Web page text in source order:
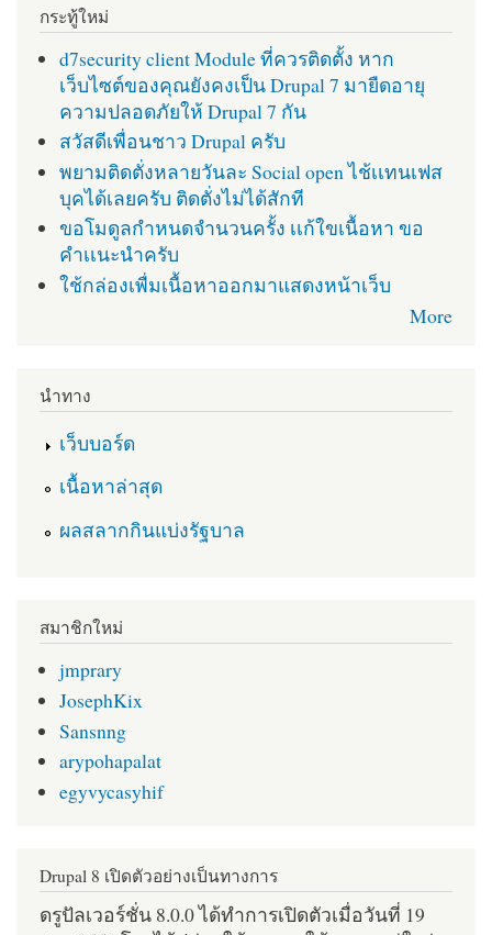
กระทู้ใหม่
d7security client Module ที่ควรติดตั้ง หาก
เว็บไซต์ของคุณยังคงเป็น Drupal 7 มายืดอายุ
ความปลอดภัยให้ Drupal 7 กัน
สวัสดีเพื่อนชาว Drupal ครับ
พยามติดตั่งหลายวันละ Social open ไช้เเทนเฟส
บุคได้เลยครับ ติดตั่งไม่ได้สักที
ขอโมดูลกำหนดจำนวนครั้ง เเก้ใขเนื้อหา ขอ
คำเเนะนำครับ
ใช้กล่องเพื่มเนื้อหาออกมาแสดงหน้าเว็บ
More
นำทาง
เว็บบอร์ด
เนื้อหาล่าสุด
ผลสลากกินแบ่งรัฐบาล
สมาชิกใหม่
jmprary
JosephKix
Sansnng
arypohapalat
egyvycasyhif
Drupal 8 เปิดตัวอย่างเป็นทางการ
ดรูปัลเวอร์ชั่น 8.0.0 ได้ทำการเปิดตัวเมื่อวันที่ 19